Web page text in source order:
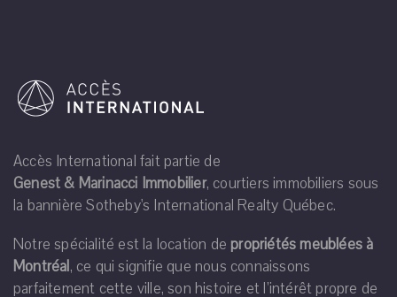
Accès International fait partie de
Genest & Marinacci Immobilier, courtiers immobiliers sous
la bannière Sotheby's International Realty Québec.
Notre spécialité est la location de propriétés meublées à
Montréal, ce qui signifie que nous connaissons
parfaitement cette ville, son histoire et l’intérêt propre de